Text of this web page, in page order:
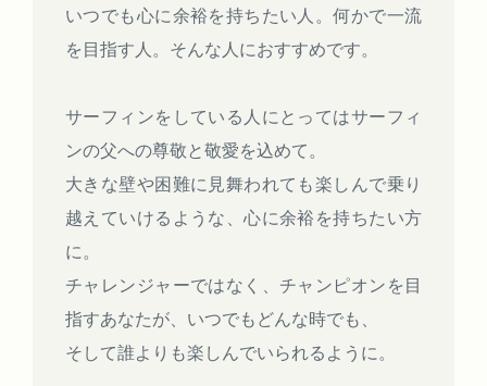
いつでも心に余裕を持ちたい人。何かで一流
を目指す人。そんな人におすすめです。
サーフィンをしている人にとってはサーフィ
ンの父への尊敬と敬愛を込めて。
大きな壁や困難に見舞われても楽しんで乗り
越えていけるような、心に余裕を持ちたい方
に。
チャレンジャーではなく、チャンピオンを目
指すあなたが、いつでもどんな時でも、
そして誰よりも楽しんでいられるように。